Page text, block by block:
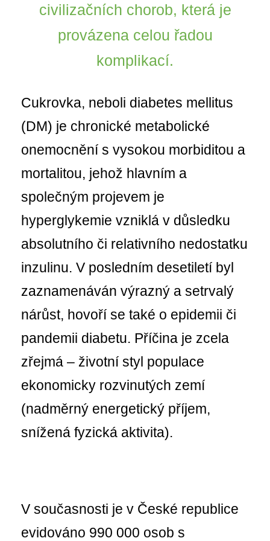
civilizačních chorob, která je
provázena celou řadou
komplikací.
Cukrovka, neboli diabetes mellitus
(DM) je chronické metabolické
onemocnění s vysokou morbiditou a
mortalitou, jehož hlavním a
společným projevem je
hyperglykemie vzniklá v důsledku
absolutního či relativního nedostatku
inzulinu. V posledním desetiletí byl
zaznamenáván výrazný a setrvalý
nárůst, hovoří se také o epidemii či
pandemii diabetu. Příčina je zcela
zřejmá – životní styl populace
ekonomicky rozvinutých zemí
(nadměrný energetický příjem,
snížená fyzická aktivita).
V současnosti je v České republice
evidováno 990 000 osob s